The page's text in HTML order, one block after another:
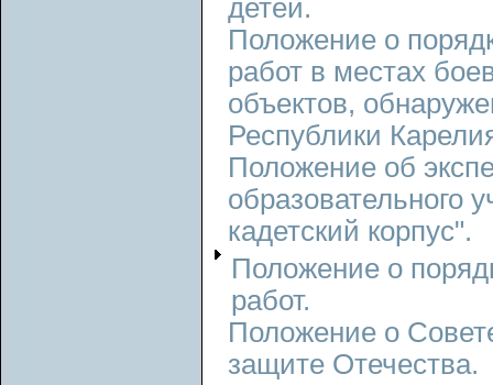
детей.
Положение о
работ в местах
объектов,
Республики
Положение об
образовательного
кадетский корпус".
Положение о
работ.
Положение о
защите Отечества.